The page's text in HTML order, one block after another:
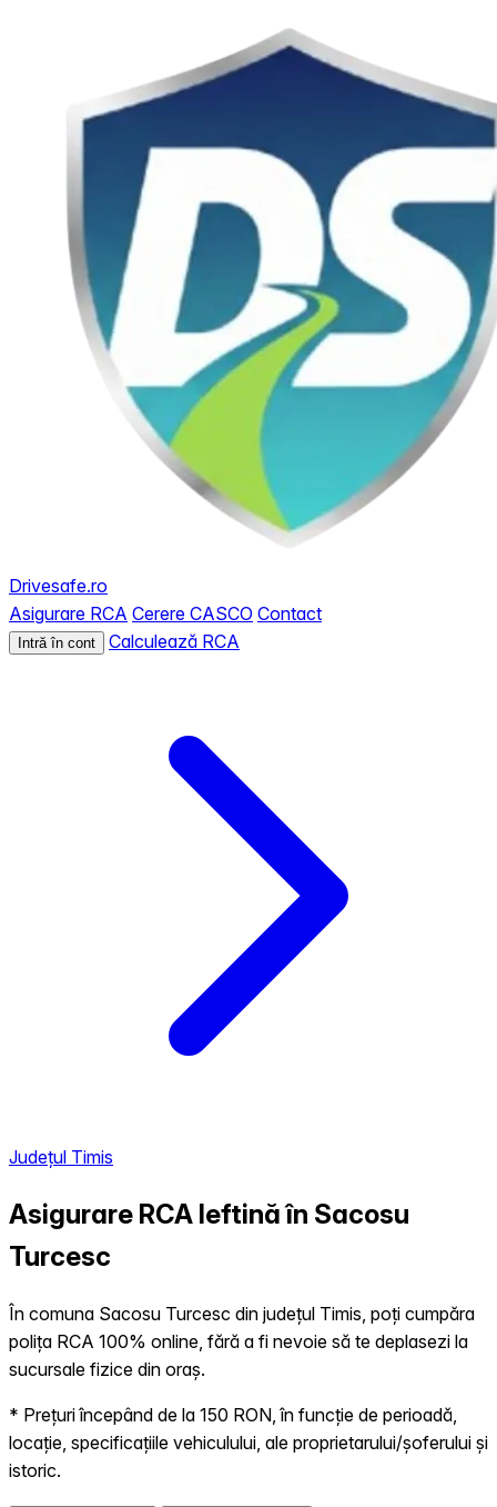
Drivesafe.ro
Asigurare RCA Cerere CASCO Contact
Intră în cont Calculează RCA
Județul Timis
Asigurare RCA Ieftină în Sacosu
Turcesc
În comuna Sacosu Turcesc din județul Timis, poți cumpăra
polița RCA 100% online, fără a fi nevoie să te deplasezi la
sucursale fizice din oraș.
* Prețuri începând de la 150 RON, în funcție de perioadă,
locație, specificațiile vehiculului, ale proprietarului/șoferului și
istoric.